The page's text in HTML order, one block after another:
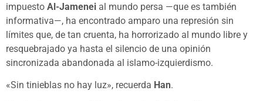
impuesto Al-Jamenei al mundo persa —que es también
informativa—, ha encontrado amparo una represión sin
límites que, de tan cruenta, ha horrorizado al mundo libre y
resquebrajado ya hasta el silencio de una opinión
sincronizada abandonada al islamo-izquierdismo.
«Sin tinieblas no hay luz», recuerda Han.